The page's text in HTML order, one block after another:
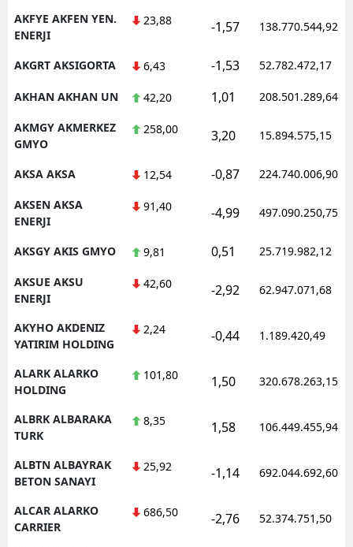
AKFYE AKFEN YEN.
ENERJI
23,88 -1,57 138.770.544,92
AKGRT AKSIGORTA 6,43 -1,53 52.782.472,17
AKHAN AKHAN UN 42,20 1,01 208.501.289,64
AKMGY AKMERKEZ
GMYO
258,00 3,20 15.894.575,15
AKSA AKSA 12,54 -0,87 224.740.006,90
AKSEN AKSA
ENERJI
91,40 -4,99 497.090.250,75
AKSGY AKIS GMYO 9,81 0,51 25.719.982,12
AKSUE AKSU
ENERJI
42,60 -2,92 62.947.071,68
AKYHO AKDENIZ
YATIRIM HOLDING
2,24 -0,44 1.189.420,49
ALARK ALARKO
HOLDING
101,80 1,50 320.678.263,15
ALBRK ALBARAKA
TURK
8,35 1,58 106.449.455,94
ALBTN ALBAYRAK
BETON SANAYI
25,92 -1,14 692.044.692,60
ALCAR ALARKO
CARRIER
686,50 -2,76 52.374.751,50